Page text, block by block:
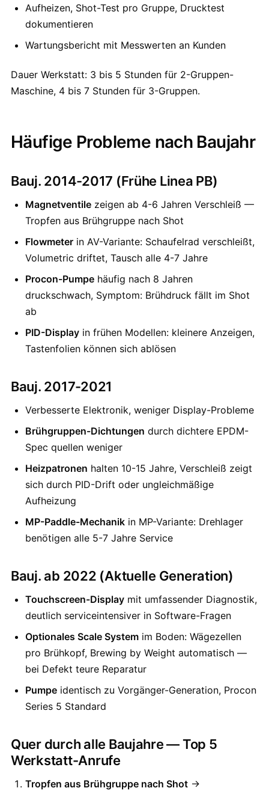
Aufheizen, Shot-Test pro Gruppe, Drucktest
dokumentieren
Wartungsbericht mit Messwerten an Kunden
Dauer Werkstatt: 3 bis 5 Stunden für 2-Gruppen-
Maschine, 4 bis 7 Stunden für 3-Gruppen.
Häufige Probleme nach Baujahr
Bauj. 2014-2017 (Frühe Linea PB)
Magnetventile zeigen ab 4-6 Jahren Verschleiß —
Tropfen aus Brühgruppe nach Shot
Flowmeter in AV-Variante: Schaufelrad verschleißt,
Volumetric driftet, Tausch alle 4-7 Jahre
Procon-Pumpe häufig nach 8 Jahren
druckschwach, Symptom: Brühdruck fällt im Shot
ab
PID-Display in frühen Modellen: kleinere Anzeigen,
Tastenfolien können sich ablösen
Bauj. 2017-2021
Verbesserte Elektronik, weniger Display-Probleme
Brühgruppen-Dichtungen durch dichtere EPDM-
Spec quellen weniger
Heizpatronen halten 10-15 Jahre, Verschleiß zeigt
sich durch PID-Drift oder ungleichmäßige
Aufheizung
MP-Paddle-Mechanik in MP-Variante: Drehlager
benötigen alle 5-7 Jahre Service
Bauj. ab 2022 (Aktuelle Generation)
Touchscreen-Display mit umfassender Diagnostik,
deutlich serviceintensiver in Software-Fragen
Optionales Scale System im Boden: Wägezellen
pro Brühkopf, Brewing by Weight automatisch —
bei Defekt teure Reparatur
Pumpe identisch zu Vorgänger-Generation, Procon
Series 5 Standard
Quer durch alle Baujahre — Top 5
Werkstatt-Anrufe
Tropfen aus Brühgruppe nach Shot →